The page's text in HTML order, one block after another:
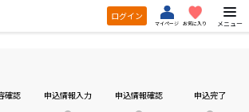
ログイン
マイページ お気に入り メニュー
確認 申込情報入力 申込情報確認 申込完了